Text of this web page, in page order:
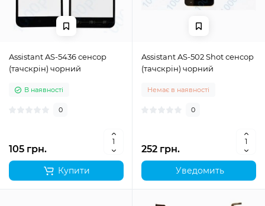
Assistant AS-5436 сенсор
(тачскрін) чорний
В наявності
0
105 грн.
Купити
Assistant AS-502 Shot сенсор
(тачскрін) чорний
Немає в наявності
0
252 грн.
Уведомить